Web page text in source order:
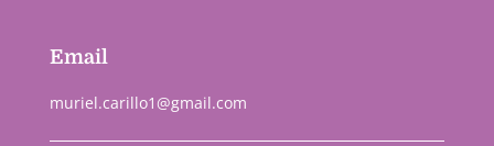
Email
muriel.carillo1@gmail.com